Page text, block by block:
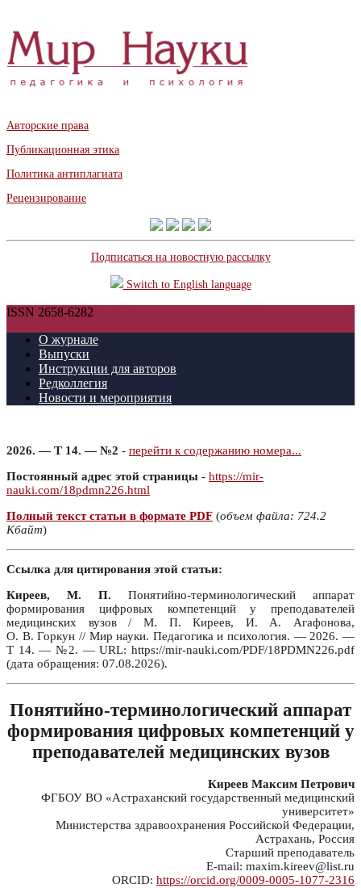
Авторские права
Публикационная этика
Политика антиплагиата
Рецензирование
Подписаться на новостную рассылку
Switch to English language
ISSN 2658-6282
О журнале
Выпуски
Инструкции для авторов
Редколлегия
Новости и мероприятия
2026. — Т 14. — №2 - перейти к содержанию номера...
Постоянный адрес этой страницы - https://mir-
nauki.com/18pdmn226.html
Полный текст статьи в формате PDF (объем файла: 724.2
Кбайт)
Ссылка для цитирования этой статьи:
Киреев, М. П. Понятийно-терминологический аппарат
формирования цифровых компетенций у преподавателей
медицинских вузов / М. П. Киреев, И. А. Агафонова,
О. В. Горкун // Мир науки. Педагогика и психология. — 2026. —
Т 14. — №2. — URL: https://mir-nauki.com/PDF/18PDMN226.pdf
(дата обращения: 07.08.2026).
Понятийно-терминологический аппарат
формирования цифровых компетенций у
преподавателей медицинских вузов
Киреев Максим Петрович
ФГБОУ ВО «Астраханский государственный медицинский
университет»
Министерства здравоохранения Российской Федерации,
Астрахань, Россия
Старший преподаватель
E-mail: maxim.kireev@list.ru
ORCID: https://orcid.org/0009-0005-1077-2316